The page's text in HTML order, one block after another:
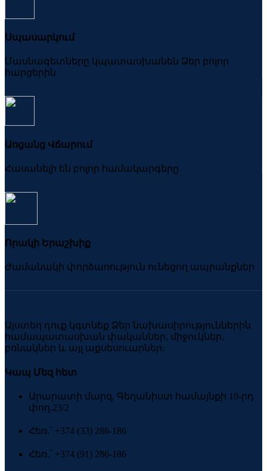
Սպասարկում
Մասնագետները կպատասխանեն Ձեր բոլոր
հարցերին
Առցանց Վճարում
Հասանելի են բոլոր համակարգերը
Որակի Երաշխիք
Ժամանակի փորձառություն ունեցող ապրանքներ
Այստեղ դուք կգտնեք Ձեր նախասիրություններին
համապատասխան փականներ, միջուկներ,
բռնակներ և այլ աքսեսուարներ։
Կապ Մեզ հետ
Արարատի մարզ, Գեղանիստ համայնքի 10-րդ
փող.23/2
Հեռ․՝ +374 (33) 286-186
Հեռ․՝ +374 (91) 286-186